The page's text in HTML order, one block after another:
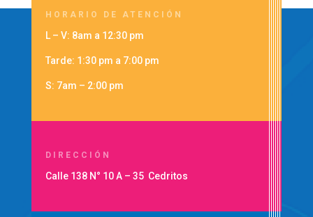
HORARIO DE ATENCIÓN
L – V: 8am a 12:30 pm
Tarde: 1:30 pm a 7:00 pm
S: 7am – 2:00 pm
DIRECCIÓN
Calle 138 N° 10 A – 35 Cedritos